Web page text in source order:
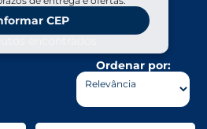
CEP
Ordenar por: